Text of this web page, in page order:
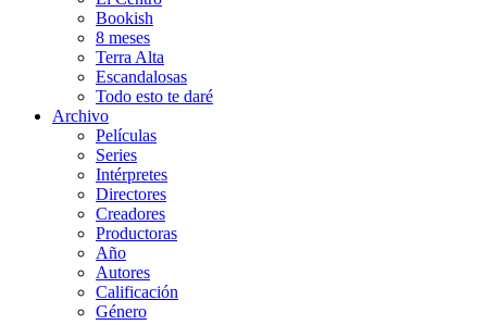
Bookish
8 meses
Terra Alta
Escandalosas
Todo esto te daré
Archivo
Películas
Series
Intérpretes
Directores
Creadores
Productoras
Año
Autores
Calificación
Género